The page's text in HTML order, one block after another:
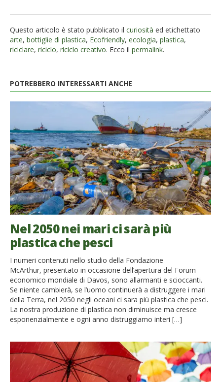
Questo articolo è stato pubblicato il curiosità ed etichettato
arte, bottiglie di plastica, Ecofriendly, ecologia, plastica,
riciclare, riciclo, riciclo creativo. Ecco il permalink.
POTREBBERO INTERESSARTI ANCHE
Nel 2050 nei mari ci sarà più
plastica che pesci
I numeri contenuti nello studio della Fondazione
McArthur, presentato in occasione dell’apertura del Forum
economico mondiale di Davos, sono allarmanti e scioccanti.
Se niente cambierà, se l’uomo continuerà a distruggere i mari
della Terra, nel 2050 negli oceani ci sara più plastica che pesci.
La nostra produzione di plastica non diminuisce ma cresce
esponenzialmente e ogni anno distruggiamo interi […]